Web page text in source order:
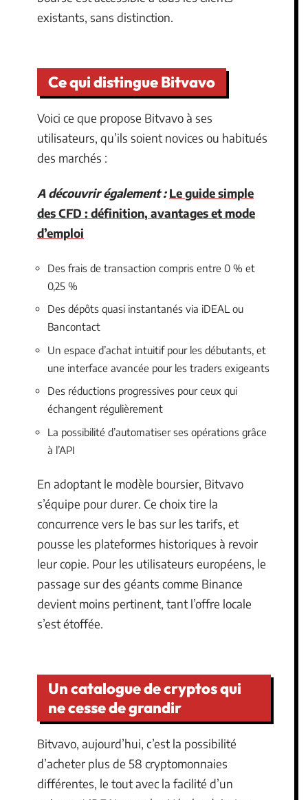
existants, sans distinction.
Ce qui distingue Bitvavo
Voici ce que propose Bitvavo à ses
utilisateurs, qu’ils soient novices ou habitués
des marchés :
A découvrir également : Le guide simple
des CFD : définition, avantages et mode
d’emploi
Des frais de transaction compris entre 0 % et
0,25 %
Des dépôts quasi instantanés via iDEAL ou
Bancontact
Un espace d’achat intuitif pour les débutants, et
une interface avancée pour les traders exigeants
Des réductions progressives pour ceux qui
échangent régulièrement
La possibilité d’automatiser ses opérations grâce
à l’API
En adoptant le modèle boursier, Bitvavo
s’équipe pour durer. Ce choix tire la
concurrence vers le bas sur les tarifs, et
pousse les plateformes historiques à revoir
leur copie. Pour les utilisateurs européens, le
passage sur des géants comme Binance
devient moins pertinent, tant l’offre locale
s’est étoffée.
Un catalogue de cryptos qui
ne cesse de grandir
Bitvavo, aujourd’hui, c’est la possibilité
d’acheter plus de 58 cryptomonnaies
différentes, le tout avec la facilité d’un